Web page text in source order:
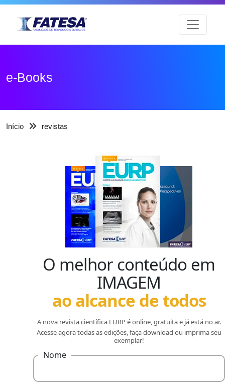
e-Books
Início revistas
O melhor conteúdo em
IMAGEM
ao alcance de todos
A nova revista científica EURP é online, gratuita e já está no ar.
Acesse agora todas as edições, faça download ou imprima seu
exemplar!
Nome